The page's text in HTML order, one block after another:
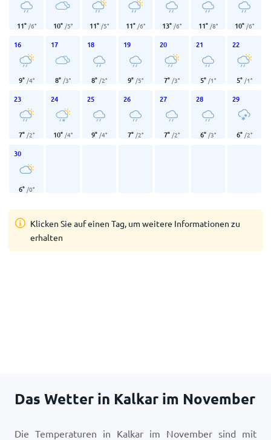
11° /6° 10° /5° 11° /5° 11° /6° 13° /6° 11° /8° 10° /6°
16
9° /4°
17
8° /3°
18
8° /2°
19
9° /5°
20
7° /3°
21
5° /1°
22
5° /1°
23
7° /2°
24
10° /4°
25
9° /4°
26
7° /2°
27
7° /2°
28
6° /3°
29
6° /2°
30
6° /0°
Klicken Sie auf einen Tag, um weitere Informationen zu
erhalten
Das Wetter in Kalkar im November
Die Temperaturen in Kalkar im November sind mit